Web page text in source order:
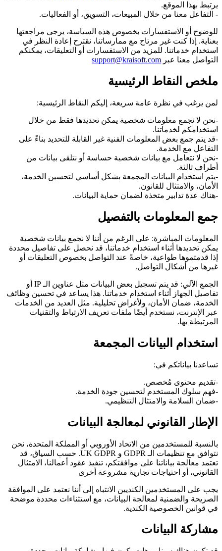
يرتبط بهذا الموقع.
- التفاعل معنا من خلال المبيعات، التسويق، أو الفعاليات.
للوضوح أو الاستفسارات بخصوص هذه السياسة، يرجى مراجعتها
بعناية. إذا كنت غير مرتاح مع ممارساتنا، نقترح إعادة النظر في
استخدام خدماتنا. للمزيد من الاستفسارات أو التعليقات، يمكنكم
التواصل معنا عبر support@kraisoft.com
ملخص النقاط الرئيسية
لمن يرغب في نظرة عامة سريعة، إليكم النقاط الرئيسية:
-نحن لا نجمع معلومات شخصية يمكن تحديدها فقط من خلال
استخدامكم لخدماتنا.
-قد يتم جمع بعض المعلومات الفنية غير القابلة للتحديد بناءً على
التفاعل مع الخدمة.
-نحن لا نتعامل مع بيانات شخصية حساسة أو نتلقى بيانات من
أطراف ثالثة.
-يتم استخدام البيانات المجمعة بشكل أساسي لتحسين الخدمة،
الأمان، والامتثال للقانون.
-هناك عدة تدابير متخذة لضمان حماية البيانات.
جمع المعلومات بالتفصيل
المعلومات المباشرة: على الرغم من أننا لا نجمع بيانات شخصية
يمكن تحديدها أثناء استخدام خدماتنا، قد نحصل على تفاصيل محددة
إذا قدمتموها طواعية، خاصةً عند التواصل بخصوص التعليقات أو
غيرها من أشكال التواصل.
الجمع الآلي: قد يتم تسجيل بعض البيانات مثل عناوين الـ IP أو
تفاصيل الجهاز أثناء استخدام خدماتنا. هذا يساعد في تحسين وظائف
الخدمة، ضمان الأمان، ولأغراض تحليلية. مثل العديد من الخدمات
عبر الإنترنت، نستخدم أيضًا ملفات تعريف الارتباط والتقنيات
المرتبطة بها.
استخدام البيانات المجمعة
تساعدنا بياناتكم في:
-تقديم محتوى مُخصص.
-فهم سلوك المستخدم لتحسين جودة الخدمة.
-ضمان السلامة والامتثال التنظيمي.
الإطار القانوني لمعالجة البيانات
بالنسبة للمستخدمين من الاتحاد الأوروبي أو المملكة المتحدة، نحن
نتوافق مع تنظيمات الـ GDPR و UK GDPR. حسب السياق، قد
تعتمد معالجة بياناتنا على موافقتكم، تنفيذ عقود أعمالنا، الامتثال
القانوني، أو احتياجات تجارية مشروعة أخرى
يجب على المستخدمين الكنديين الانتباه إلى أننا نعتمد على الموافقة
الصريحة والضمنية لمعالجة البيانات، مع استثناءات محددة موضحة
في قوانين الخصوصية الكندية.
مشاركة البيانات